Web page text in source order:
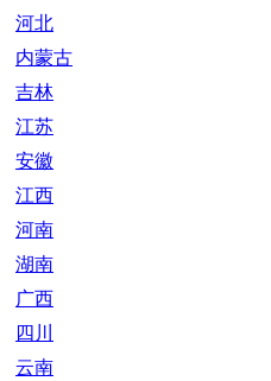
河北
内蒙古
吉林
江苏
安徽
江西
河南
湖南
广西
四川
云南